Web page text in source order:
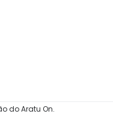
do Aratu On.